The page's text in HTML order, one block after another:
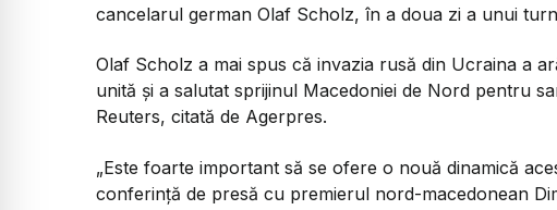
cancelarul german Olaf Scholz, în a doua zi a unui
Olaf Scholz a mai spus că invazia rusă din Ucraina a
unită şi a salutat sprijinul Macedoniei de Nord pentru
Reuters, citată de Agerpres.
„Este foarte important să se ofere o nouă dinamică
conferinţă de presă cu premierul nord-macedonean